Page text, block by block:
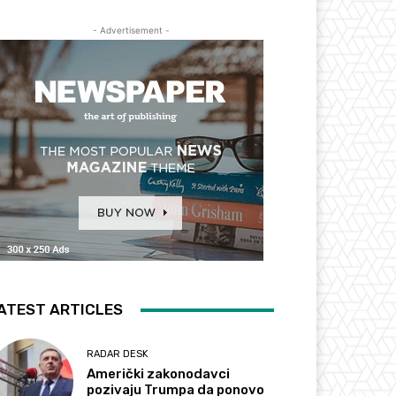
- Advertisement -
ARTICLES
RADAR DESK
Američki zakonodavci
pozivaju Trumpa da ponovo